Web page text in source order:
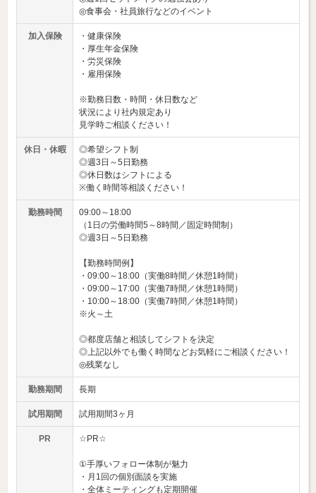
◎食事会・社員旅行などのイベント
加入保険
・健康保険
・厚生年金保険
・労災保険
・雇用保険
※勤務日数・時間・休日数など
状況により社内規定あり
見学時ご相談ください！
休日・休暇
◎希望シフト制
◎週3日～5日勤務
◎休日数はシフトによる
※働く時間等相談ください！
勤務時間
09:00～18:00
（1日の労働時間5～8時間／固定時間制）
◎週3日～5日勤務
【勤務時間例】
・09:00～18:00（実働8時間／休憩1時間）
・09:00～17:00（実働7時間／休憩1時間）
・10:00～18:00（実働7時間／休憩1時間）
※火～土
◎都度店舗と相談してシフトを決定
◎上記以外でも働く時間などお気軽にご相談ください！
◎残業なし
勤務期間 長期
試用期間 試用期間3ヶ月
PR ☆PR☆
①手厚いフォロー体制が魅力
・月1回の個別面談を実施
・全体ミーティングも定期開催